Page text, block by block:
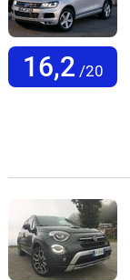
16,2 /20